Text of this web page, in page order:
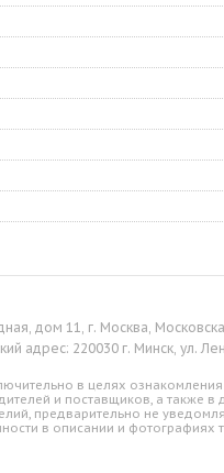
дом 11, г. Москва,
адрес: 220030 г. Минск, ул.
в целях
и поставщиков, а также
предварительно не
в описании и фотографиях